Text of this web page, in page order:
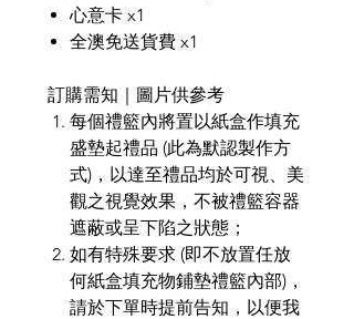
心意卡 x1
全澳免送貨費 x1
訂購需知｜圖片供參考
每個禮籃內將置以紙盒作填充
盛墊起禮品 (此為默認製作方
式) ，以達至禮品均於可視、美
觀之視覺效果，不被禮籃容器
遮蔽或呈下陷之狀態；
如有特殊要求 (即不放置任放
何紙盒填充物鋪墊禮籃內部) ，
請於下單時提前告知，以便我